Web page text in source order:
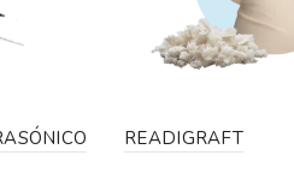
READIGRAFT